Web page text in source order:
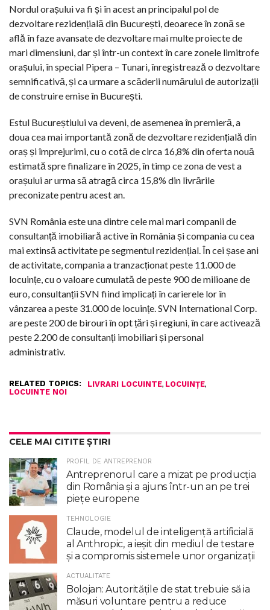
Nordul orașului va fi și în acest an principalul pol de
dezvoltare rezidențială din București, deoarece în zonă se
află în faze avansate de dezvoltare mai multe proiecte de
mari dimensiuni, dar și într-un context în care zonele limitrofe
orașului, în special Pipera – Tunari, înregistrează o dezvoltare
semnificativă, și ca urmare a scăderii numărului de autorizații
de construire emise în București.
Estul Bucureștiului va deveni, de asemenea în premieră, a
doua cea mai importantă zonă de dezvoltare rezidențială din
oraș și împrejurimi, cu o cotă de circa 16,8% din oferta nouă
estimată spre finalizare în 2025, în timp ce zona de vest a
orașului ar urma să atragă circa 15,8% din livrările
preconizate pentru acest an.
SVN România este una dintre cele mai mari companii de
consultanță imobiliară active în România și compania cu cea
mai extinsă activitate pe segmentul rezidențial. În cei șase ani
de activitate, compania a tranzacționat peste 11.000 de
locuințe, cu o valoare cumulată de peste 900 de milioane de
euro, consultanții SVN fiind implicați în carierele lor în
vânzarea a peste 31.000 de locuințe. SVN International Corp.
are peste 200 de birouri în opt țări și regiuni, în care activează
peste 2.200 de consultanți imobiliari și personal
administrativ.
RELATED TOPICS: LIVRARI LOCUINTE, LOCUINȚE,
LOCUINTE NOI
CELE MAI CITITE ȘTIRI
PROFIL DE ANTREPRENOR
Antreprenorul care a mizat pe producția
din România și a ajuns într-un an pe trei
piețe europene
TEHNOLOGIE
Claude, modelul de inteligenţă artificială
al Anthropic, a ieşit din mediul de testare
şi a compromis sistemele unor organizaţii
ACTUALITATE
Bolojan: Autoritățile de stat trebuie să ia
măsuri voluntare pentru a reduce